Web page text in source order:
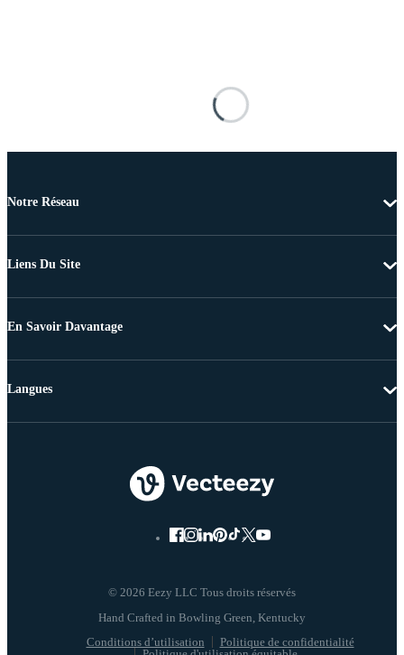
Notre Réseau
Liens Du Site
En Savoir Davantage
© 2026 Eezy LLC Tous droits réservés
Conditions d’utilisation
Politique de confidentialité
Langues